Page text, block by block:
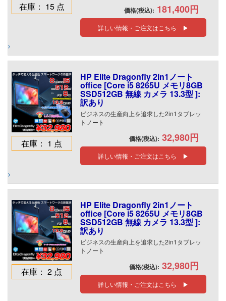
在庫： 15 点 価格(税込): 181,400円
詳しい情報・ご注文はこちら ▶
在庫： 1 点
HP Elite Dragonfly 2in1ノート
office [Core i5 8265U メモリ8GB
SSD512GB 無線 カメラ 13.3型 ]:
訳あり
ビジネスの生産向上を追求した2in1タブレッ
トノート
価格(税込): 32,980円
詳しい情報・ご注文はこちら ▶
在庫： 2 点
HP Elite Dragonfly 2in1ノート
office [Core i5 8265U メモリ8GB
SSD512GB 無線 カメラ 13.3型 ]:
訳あり
ビジネスの生産向上を追求した2in1タブレッ
トノート
価格(税込): 32,980円
詳しい情報・ご注文はこちら ▶